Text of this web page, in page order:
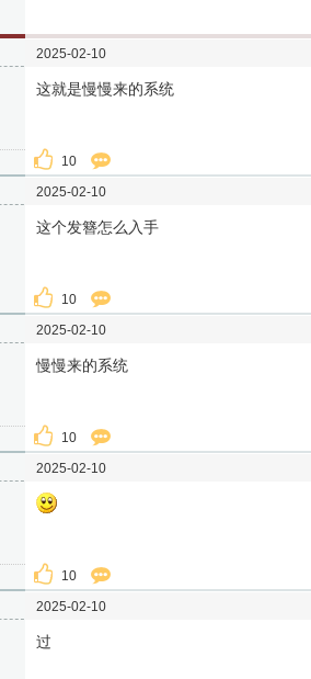
2025-02-10
这就是慢慢来的系统
10
2025-02-10
这个发簪怎么入手
10
2025-02-10
慢慢来的系统
10
2025-02-10
10
2025-02-10
过